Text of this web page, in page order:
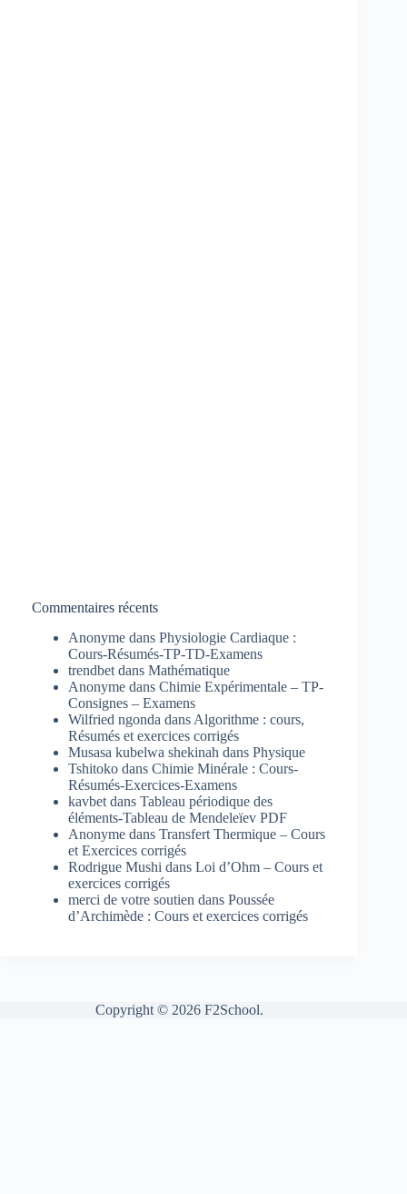
Commentaires récents
Anonyme dans Physiologie Cardiaque :
Cours-Résumés-TP-TD-Examens
trendbet dans Mathématique
Anonyme dans Chimie Expérimentale – TP-
Consignes – Examens
Wilfried ngonda dans Algorithme : cours,
Résumés et exercices corrigés
Musasa kubelwa shekinah dans Physique
Tshitoko dans Chimie Minérale : Cours-
Résumés-Exercices-Examens
kavbet dans Tableau périodique des
éléments-Tableau de Mendeleïev PDF
Anonyme dans Transfert Thermique – Cours
et Exercices corrigés
Rodrigue Mushi dans Loi d’Ohm – Cours et
exercices corrigés
merci de votre soutien dans Poussée
d’Archimède : Cours et exercices corrigés
Copyright © 2026 F2School.